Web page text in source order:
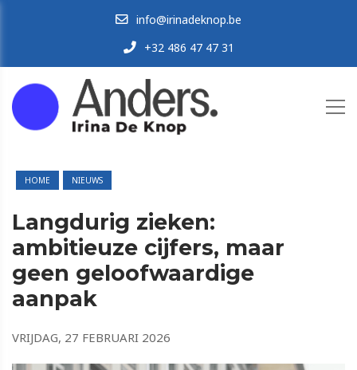
info@irinadeknop.be
+32 486 47 47 31
HOME NIEUWS
Langdurig zieken:
ambitieuze cijfers, maar
geen geloofwaardige
aanpak
VRIJDAG, 27 FEBRUARI 2026